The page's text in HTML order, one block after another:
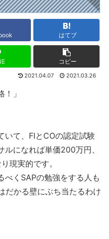
はてブ
コピー
2021.04.07 2021.03.26
」
いて、FIとCOの認定試験
になれば単価200万円、
現実的です。
べくSAPの勉強をする人も
だかる壁にぶち当たるわけ